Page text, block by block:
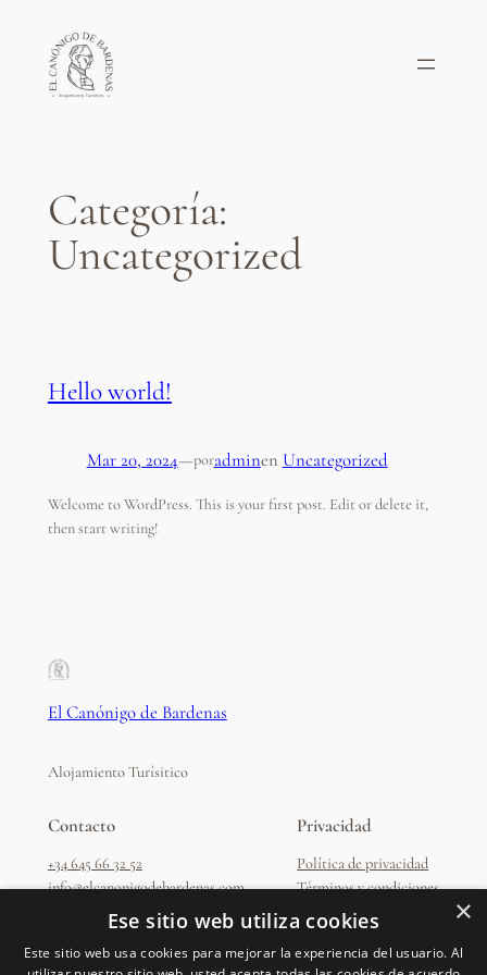
contenido
Categoría:
Uncategorized
Hello world!
Mar 20, 2024—poradminen Uncategorized
Welcome to WordPress. This is your first post. Edit or delete it,
then start writing!
El Canónigo de Bardenas
Alojamiento Turísitico
Contacto
+34 645 66 32 52
info@elcanonigodebardenas.com
Privacidad
Política de privacidad
Términos y condiciones
Dirección
C. Río de la Cuesta, 18
×
Ese sitio web utiliza cookies
Este sitio web usa cookies para mejorar la experiencia del usuario. Al